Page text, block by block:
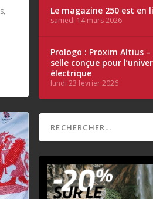
, Le magazine 250 est en
samedi 14 mars 2026
Prologo : Proxim Altius
selle conçue pour
électrique
lundi 23 février 2026